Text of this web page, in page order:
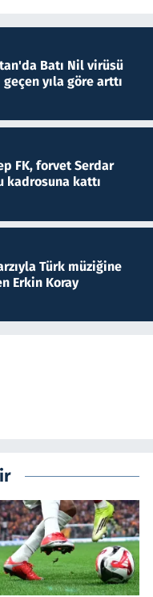
Batı Nil virüsü
geçen yıla göre arttı
FK, forvet Serdar
kadrosuna kattı
Türk müziğine
Erkin Koray